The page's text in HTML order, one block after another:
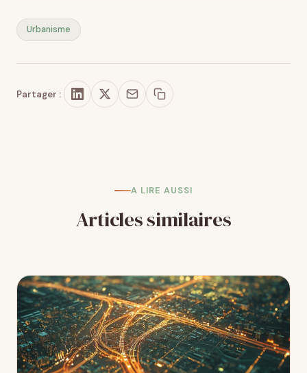
Urbanisme
Partager :
A LIRE AUSSI
Articles similaires